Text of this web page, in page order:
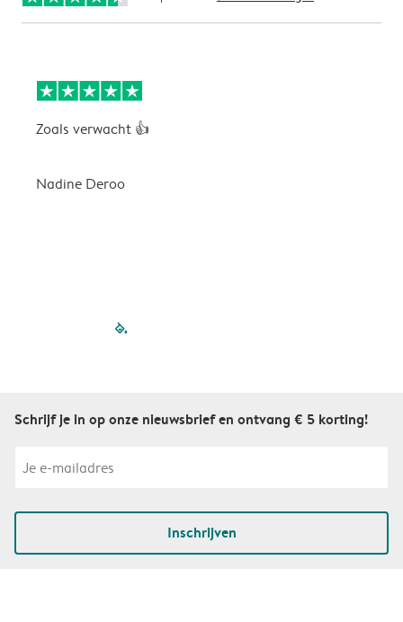
Zoals verwacht 👍
Nadine Deroo
filled-pagination
Schrijf je in op onze nieuwsbrief en ontvang € 5 korting!
Inschrijven